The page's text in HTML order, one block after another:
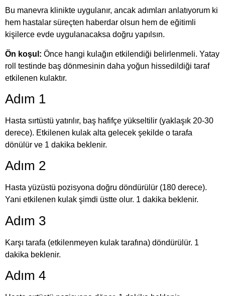
Bu manevra klinikte uygulanır, ancak adımları anlatıyorum ki
hem hastalar süreçten haberdar olsun hem de eğitimli
kişilerce evde uygulanacaksa doğru yapılsın.
Ön koşul: Önce hangi kulağın etkilendiği belirlenmeli. Yatay
roll testinde baş dönmesinin daha yoğun hissedildiği taraf
etkilenen kulaktır.
Adım 1
Hasta sırtüstü yatırılır, baş hafifçe yükseltilir (yaklaşık 20-30
derece). Etkilenen kulak alta gelecek şekilde o tarafa
dönülür ve 1 dakika beklenir.
Adım 2
Hasta yüzüstü pozisyona doğru döndürülür (180 derece).
Yani etkilenen kulak şimdi üstte olur. 1 dakika beklenir.
Adım 3
Karşı tarafa (etkilenmeyen kulak tarafına) döndürülür. 1
dakika beklenir.
Adım 4